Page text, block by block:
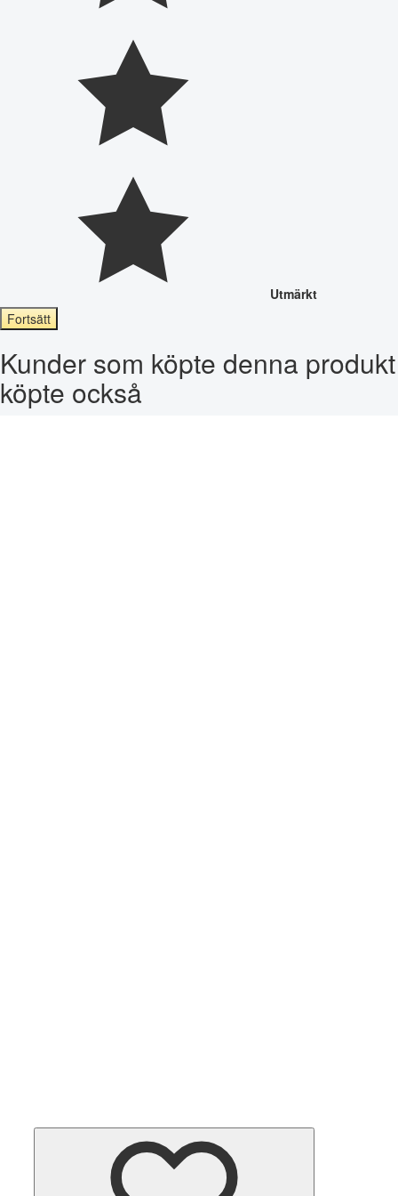
Utmärkt
Fortsätt
Kunder som köpte denna produkt
köpte också